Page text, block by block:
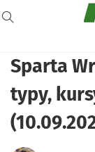
Sparta
typy,